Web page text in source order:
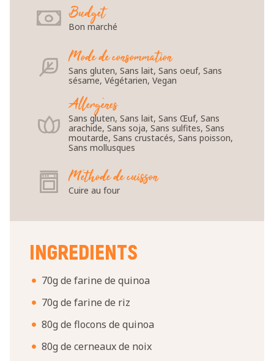
Budget
Bon marché
Mode de consommation
Sans gluten, Sans lait, Sans oeuf, Sans
sésame, Végétarien, Vegan
Allergènes
Sans gluten, Sans lait, Sans Œuf, Sans
arachide, Sans soja, Sans sulfites, Sans
moutarde, Sans crustacés, Sans poisson,
Sans mollusques
Méthode de cuisson
Cuire au four
INGREDIENTS
70g de farine de quinoa
70g de farine de riz
80g de flocons de quinoa
80g de cerneaux de noix